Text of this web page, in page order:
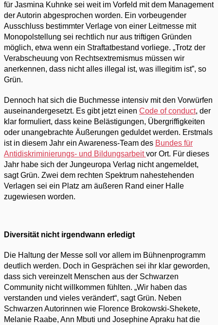
für Jasmina Kuhnke sei weit im Vorfeld mit dem Management
der Autorin abgesprochen worden. Ein vorbeugender
Ausschluss bestimmter Verlage von einer Leitmesse mit
Monopolstellung sei rechtlich nur aus triftigen Gründen
möglich, etwa wenn ein Straftatbestand vorliege. „Trotz der
Verabscheuung von Rechtsextremismus müssen wir
anerkennen, dass nicht alles illegal ist, was illegitim ist”, so
Grün.
Dennoch hat sich die Buchmesse intensiv mit den Vorwürfen
auseinandergesetzt. Es gibt jetzt einen Code of conduct, der
klar formuliert, dass keine Belästigungen, Übergriffigkeiten
oder unangebrachte Äußerungen geduldet werden. Erstmals
ist in diesem Jahr ein Awareness-Team des Bundes für
Antidiskriminierungs- und Bildungsarbeitvor Ort. Für dieses
Jahr habe sich der Jungeuropa Verlag nicht angemeldet,
sagt Grün. Zwei dem rechten Spektrum nahestehenden
Verlagen sei ein Platz am äußeren Rand einer Halle
zugewiesen worden.
Diversität nicht irgendwann erledigt
Die Haltung der Messe soll vor allem im Bühnenprogramm
deutlich werden. Doch in Gesprächen sei ihr klar geworden,
dass sich vereinzelt Menschen aus der Schwarzen
Community nicht willkommen fühlten. „Wir haben das
verstanden und vieles verändert“, sagt Grün. Neben
Schwarzen Autorinnen wie Florence Brokowski-Shekete,
Melanie Raabe, Ann Mbuti und Josephine Apraku hat die